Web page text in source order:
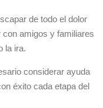
de todo el dolor
amigos y familiares
la ira.
considerar ayuda
éxito cada etapa del